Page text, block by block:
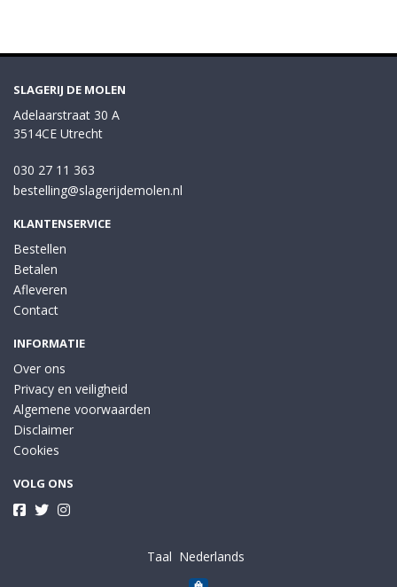
SLAGERIJ DE MOLEN
Adelaarstraat 30 A
3514CE Utrecht
030 27 11 363
bestelling@slagerijdemolen.nl
KLANTENSERVICE
Bestellen
Betalen
Afleveren
Contact
INFORMATIE
Over ons
Privacy en veiligheid
Algemene voorwaarden
Disclaimer
Cookies
VOLG ONS
Taal